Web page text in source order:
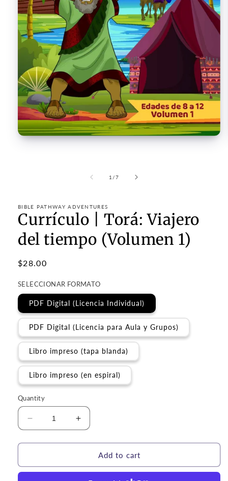
Open
1 /of
7
BIBLE PATHWAY ADVENTURES
Currículo | Torá: Viajero
del tiempo (Volumen 1)
Regular
$28.00
SELECCIONAR FORMATO
PDF Digital (Licencia Individual)
PDF Digital (Licencia para Aula y Grupos)
Libro impreso (tapa blanda)
Libro impreso (en espiral)
Quantity
Decrease
quantity
for
|
Increase
quantity
for
Currículo
|
Add to cart